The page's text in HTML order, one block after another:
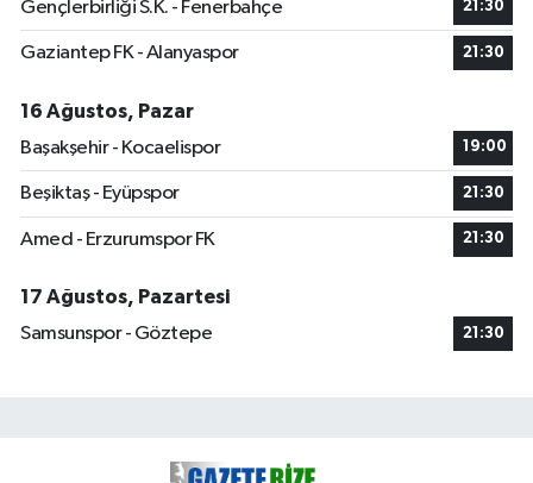
Gençlerbirliği S.K. - Fenerbahçe 21:30
Gaziantep FK - Alanyaspor 21:30
16 Ağustos, Pazar
Başakşehir - Kocaelispor
19:00
Beşiktaş - Eyüpspor 21:30
Amed - Erzurumspor FK 21:30
17 Ağustos, Pazartesi
Samsunspor - Göztepe
21:30